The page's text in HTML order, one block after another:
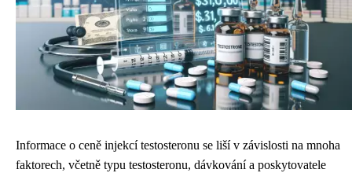
Informace o ceně injekcí testosteronu se liší v závislosti na mnoha
faktorech, včetně typu testosteronu, dávkování a poskytovatele